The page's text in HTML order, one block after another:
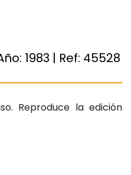
1983 | Ref: 45528
Reproduce la edición